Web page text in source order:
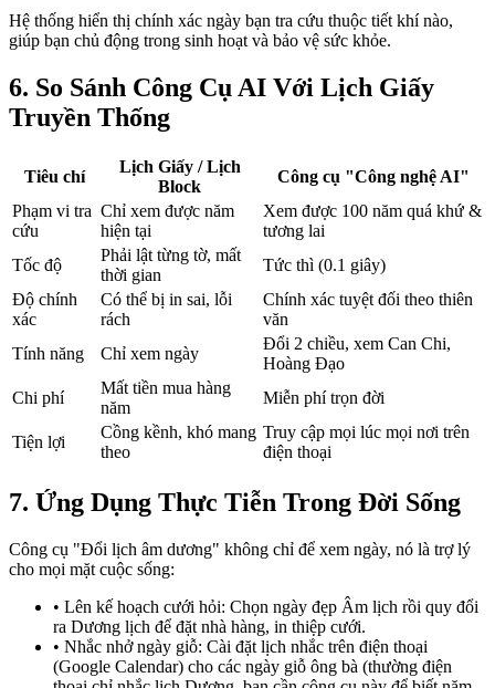
Hệ thống hiển thị chính xác ngày bạn tra cứu thuộc tiết khí nào,
giúp bạn chủ động trong sinh hoạt và bảo vệ sức khỏe.
6. So Sánh Công Cụ AI Với Lịch Giấy
Truyền Thống
Tiêu chí
Lịch Giấy / Lịch
Block
Công cụ "Công nghệ AI"
Phạm vi tra
cứu
Chỉ xem được năm
hiện tại
Xem được 100 năm quá khứ &
tương lai
Tốc độ
Phải lật từng tờ, mất
thời gian
Tức thì (0.1 giây)
Độ chính
xác
Có thể bị in sai, lỗi
rách
Chính xác tuyệt đối theo thiên
văn
Tính năng
Chỉ xem ngày
Đổi 2 chiều, xem Can Chi,
Hoàng Đạo
Chi phí
Mất tiền mua hàng
năm
Miễn phí trọn đời
Tiện lợi
Cồng kềnh, khó mang
theo
Truy cập mọi lúc mọi nơi trên
điện thoại
7. Ứng Dụng Thực Tiễn Trong Đời Sống
Công cụ "Đổi lịch âm dương" không chỉ để xem ngày, nó là trợ lý
cho mọi mặt cuộc sống:
• Lên kế hoạch cưới hỏi: Chọn ngày đẹp Âm lịch rồi quy đổi
ra Dương lịch để đặt nhà hàng, in thiệp cưới.
• Nhắc nhở ngày giỗ: Cài đặt lịch nhắc trên điện thoại
(Google Calendar) cho các ngày giỗ ông bà (thường điện